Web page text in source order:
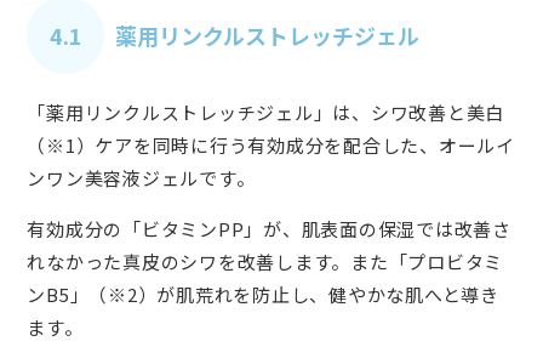
4.1 薬用リンクルストレッチジェル
「薬用リンクルストレッチジェル」は、シワ改善と美白
（※1）ケアを同時に行う有効成分を配合した、オールイ
ンワン美容液ジェルです。
有効成分の「ビタミンPP」が、肌表面の保湿では改善さ
れなかった真皮のシワを改善します。また「プロビタミ
ンB5」（※2）が肌荒れを防止し、健やかな肌へと導き
ます。